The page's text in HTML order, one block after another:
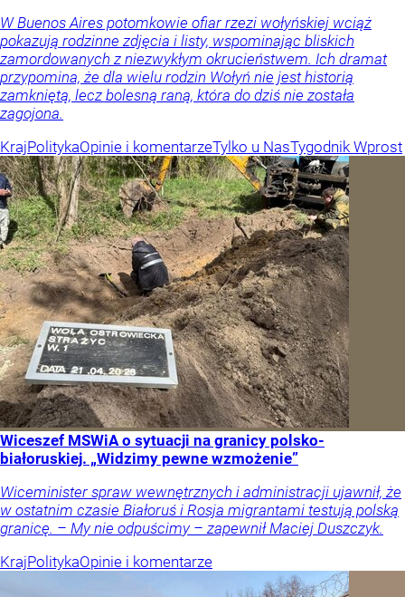
W Buenos Aires potomkowie ofiar rzezi wołyńskiej wciąż
pokazują rodzinne zdjęcia i listy, wspominając bliskich
zamordowanych z niezwykłym okrucieństwem. Ich dramat
przypomina, że dla wielu rodzin Wołyń nie jest historią
zamkniętą, lecz bolesną raną, która do dziś nie została
zagojona.
KrajPolitykaOpinie i komentarzeTylko u NasTygodnik Wprost
Wiceszef MSWiA o sytuacji na granicy polsko-
białoruskiej. „Widzimy pewne wzmożenie”
Wiceminister spraw wewnętrznych i administracji ujawnił, że
w ostatnim czasie Białoruś i Rosja migrantami testują polską
granicę. – My nie odpuścimy – zapewnił Maciej Duszczyk.
KrajPolitykaOpinie i komentarze